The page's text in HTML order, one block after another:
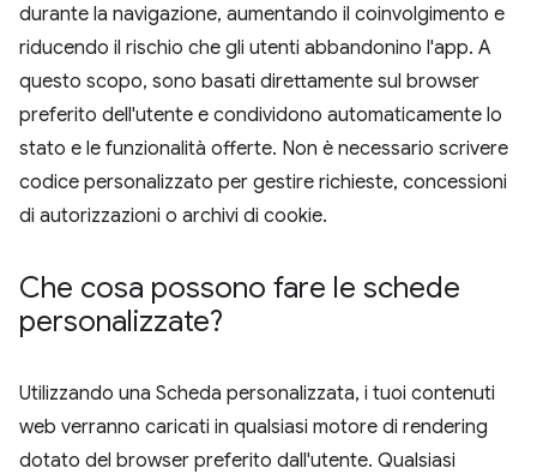
durante la navigazione, aumentando il coinvolgimento e
riducendo il rischio che gli utenti abbandonino l'app. A
questo scopo, sono basati direttamente sul browser
preferito dell'utente e condividono automaticamente lo
stato e le funzionalità offerte. Non è necessario scrivere
codice personalizzato per gestire richieste, concessioni
di autorizzazioni o archivi di cookie.
Che cosa possono fare le schede
personalizzate?
Utilizzando una Scheda personalizzata, i tuoi contenuti
web verranno caricati in qualsiasi motore di rendering
dotato del browser preferito dall'utente. Qualsiasi